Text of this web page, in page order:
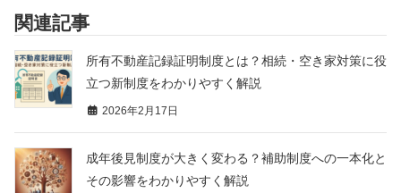
関連記事
所有不動産記録証明制度とは？相続・空き家対策に役
立つ新制度をわかりやすく解説
2026年2月17日
成年後見制度が大きく変わる？補助制度への一本化と
その影響をわかりやすく解説